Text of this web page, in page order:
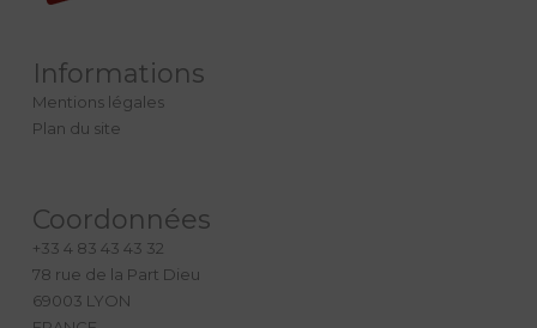
Informations
Mentions légales
Plan du site
Coordonnées
+33 4 83 43 43 32
78 rue de la Part Dieu
69003 LYON